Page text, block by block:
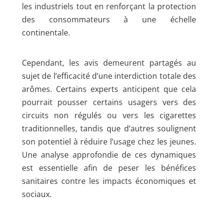
les industriels tout en renforçant la protection
des consommateurs à une échelle
continentale.
Cependant, les avis demeurent partagés au
sujet de l’efficacité d’une interdiction totale des
arômes. Certains experts anticipent que cela
pourrait pousser certains usagers vers des
circuits non régulés ou vers les cigarettes
traditionnelles, tandis que d’autres soulignent
son potentiel à réduire l’usage chez les jeunes.
Une analyse approfondie de ces dynamiques
est essentielle afin de peser les bénéfices
sanitaires contre les impacts économiques et
sociaux.